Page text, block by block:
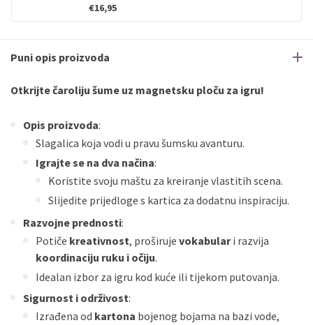
€16,95
Puni opis proizvoda
Otkrijte čaroliju šume uz magnetsku ploču za igru!
Opis proizvoda:
Slagalica koja vodi u pravu šumsku avanturu.
Igrajte se na dva načina:
Koristite svoju maštu za kreiranje vlastitih scena.
Slijedite prijedloge s kartica za dodatnu inspiraciju.
Razvojne prednosti:
Potiče kreativnost, proširuje vokabulari razvija
koordinaciju ruku i očiju.
Idealan izbor za igru kod kuće ili tijekom putovanja.
Sigurnost i održivost:
Izrađena od kartona bojenog bojama na bazi vode,